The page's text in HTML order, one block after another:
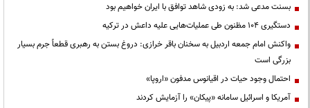
بسنت مدعی شد: به زودی شاهد توافق با ایران خواهیم بود
دستگیری ۱۰۴ مظنون طی عملیات‌هایی علیه داعش در ترکیه
واکنش امام جمعه اردبیل به سخنان باقر خرازی: دروغ بستن به رهبری قطعاً جرم بسیار
بزرگی است
احتمال وجود حیات در اقیانوس مدفون «اروپا»
آمریکا و اسرائیل سامانه «پیکان» را آزمایش کردند